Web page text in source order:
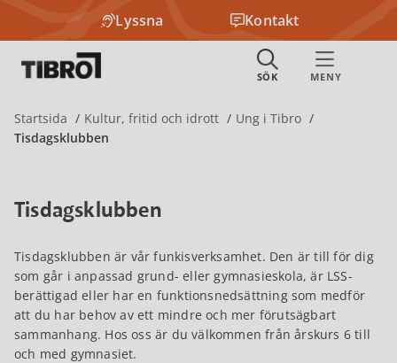
Lyssna Kontakt
Startsida Kultur, fritid och idrott
Ung i Tibro
Tisdagsklubben
Tisdagsklubben
Tisdagsklubben är vår funkisverksamhet. Den är till för dig
som går i anpassad grund- eller gymnasieskola, är LSS-
berättigad eller har en funktionsnedsättning som medför
att du har behov av ett mindre och mer förutsägbart
sammanhang. Hos oss är du välkommen från årskurs 6 till
och med gymnasiet.